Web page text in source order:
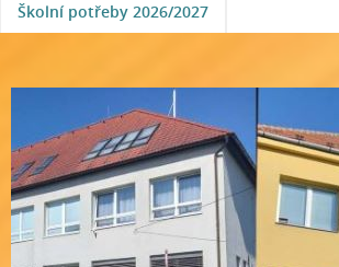
Školní potřeby 2026/2027